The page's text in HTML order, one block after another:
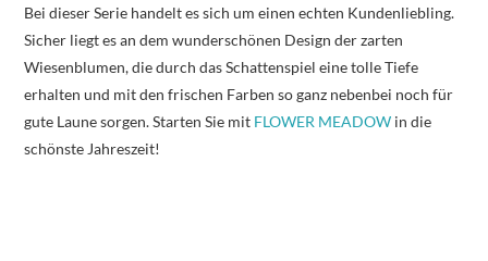
Bei dieser Serie handelt es sich um einen echten Kundenliebling.
Sicher liegt es an dem wunderschönen Design der zarten
Wiesenblumen, die durch das Schattenspiel eine tolle Tiefe
erhalten und mit den frischen Farben so ganz nebenbei noch für
gute Laune sorgen. Starten Sie mit FLOWER MEADOW in die
schönste Jahreszeit!